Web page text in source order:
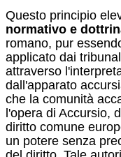
Questo principio
normativo e
romano, pur
applicato dai
attraverso
dall'apparato
che la comunità
l'opera di Accursio,
diritto comune
un potere senza